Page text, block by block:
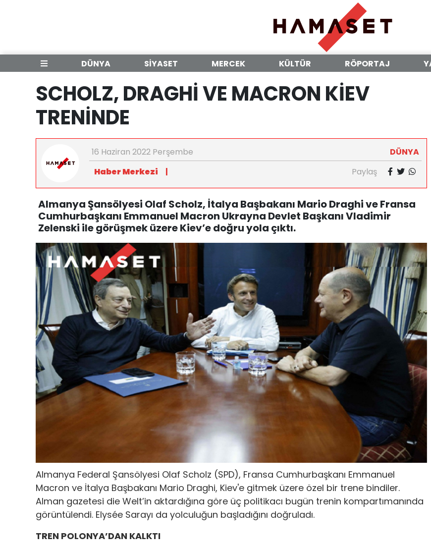
DÜNYA SİYASET MERCEK KÜLTÜR RÖPORTAJ
SCHOLZ, DRAGHİ VE MACRON KİEV
TRENİNDE
16 Haziran 2022 Perşembe
DÜNYA
Haber Merkezi
| Paylaş
Almanya Şansölyesi Olaf Scholz, İtalya Başbakanı Mario Draghi ve Fransa
Cumhurbaşkanı Emmanuel Macron Ukrayna Devlet Başkanı Vladimir
Zelenski ile görüşmek üzere Kiev’e doğru yola çıktı.
Almanya Federal Şansölyesi Olaf Scholz (SPD), Fransa Cumhurbaşkanı Emmanuel
Macron ve İtalya Başbakanı Mario Draghi, Kiev'e gitmek üzere özel bir trene bindiler.
Alman gazetesi die Welt’in aktardığına göre üç politikacı bugün trenin kompartımanında
görüntülendi. Elysée Sarayı da yolculuğun başladığını doğruladı.
TREN POLONYA’DAN KALKTI